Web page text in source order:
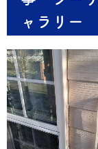
ャラリー